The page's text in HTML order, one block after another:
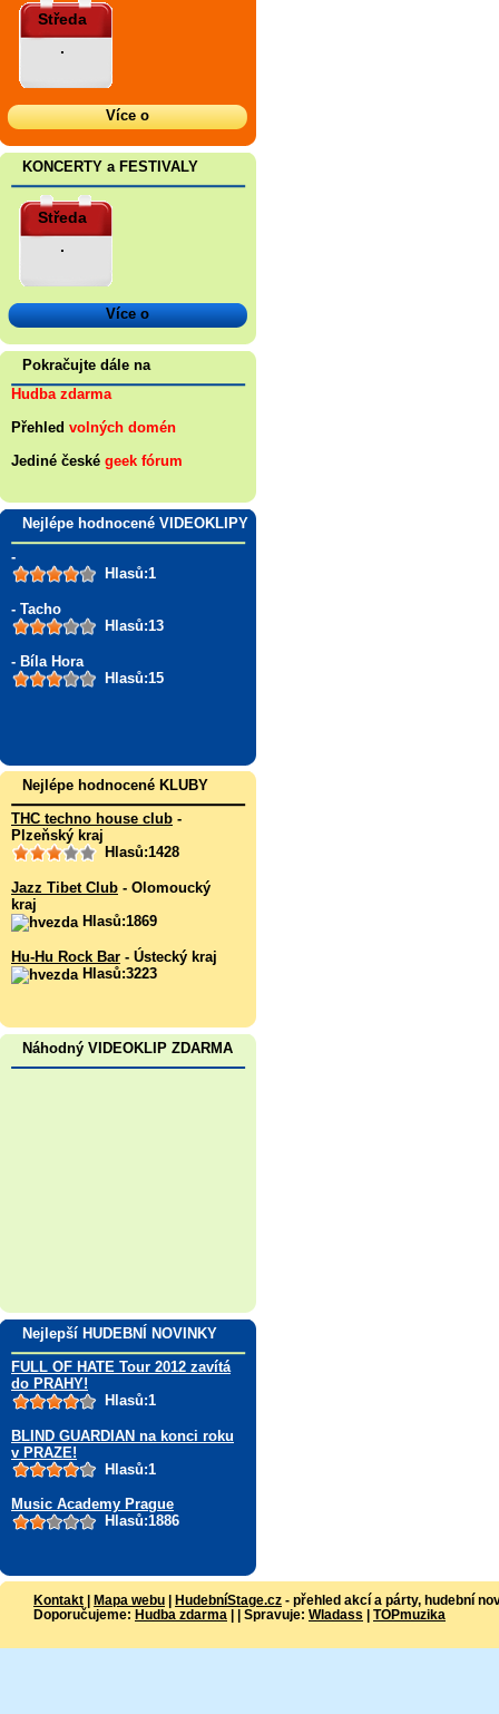
Středa
.
Více o
KONCERTY a FESTIVALY
Středa
.
Více o
Pokračujte dále na
Hudba zdarma
Přehled volných domén
Jediné české geek fórum
Nejlépe hodnocené VIDEOKLIPY
-
Hlasů:1
- Tacho
Hlasů:13
- Bíla Hora
Hlasů:15
Nejlépe hodnocené KLUBY
THC techno house club -
Plzeňský kraj
Hlasů:1428
Jazz Tibet Club - Olomoucký
kraj
Hlasů:1869
Hu-Hu Rock Bar - Ústecký kraj
Hlasů:3223
Náhodný VIDEOKLIP ZDARMA
Nejlepší HUDEBNÍ NOVINKY
FULL OF HATE Tour 2012 zavítá
do PRAHY!
Hlasů:1
BLIND GUARDIAN na konci roku
v PRAZE!
Hlasů:1
Music Academy Prague
Hlasů:1886
Kontakt | Mapa webu | HudebníStage.cz - přehled akcí a párty, hudební
Doporučujeme: Hudba zdarma | | Spravuje: Wladass | TOPmuzika